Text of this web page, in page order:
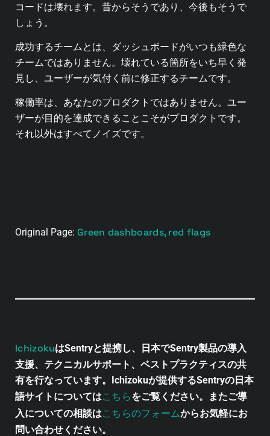
コードは壊れます。昔からそうであり、今後もそうで
しょう。
成功するチームとは、ダッシュボードがいつも緑色な
チームではありません。壊れている箇所をいち早く発
見し、ユーザーが気付く前に修正するチームです。
稼働率は、あなたのプロダクトではありません。ユー
ザーが目的を達成できることこそがプロダクトです。
それ以外はすべてノイズです。
Original Page: Green dashboards, red flags
IchizokuはSentryと提携し、日本でSentry製品の導入
支援、テクニカルサポート、ベストプラクティスの共
有を行なっています。Ichizokuが提供するSentryの日本
語サイトについてはこちらをご覧ください。またご導
入についての相談はこちらのフォームからお気軽にお
問い合わせください。